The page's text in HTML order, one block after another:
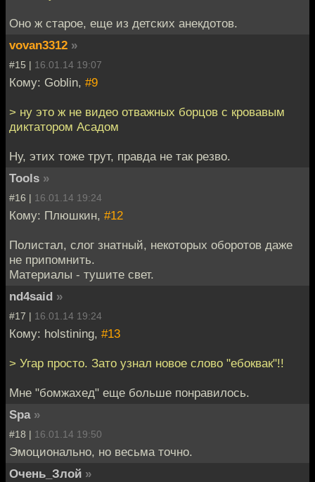
Оно ж старое, еще из детских анекдотов.
vovan3312 »
#15 | 16.01.14 19:07
Кому: Goblin, #9
> ну это ж не видео отважных борцов с кровавым
диктатором Асадом
Ну, этих тоже трут, правда не так резво.
Tools »
#16 | 16.01.14 19:24
Кому: Плюшкин, #12
Полистал, слог знатный, некоторых оборотов даже
не припомнить.
Материалы - тушите свет.
nd4said »
#17 | 16.01.14 19:24
Кому: holstining, #13
> Угар просто. Зато узнал новое слово "ебоквак"!!
Мне "бомжахед" еще больше понравилось.
Spa »
#18 | 16.01.14 19:50
Эмоционально, но весьма точно.
Очень_Злой »